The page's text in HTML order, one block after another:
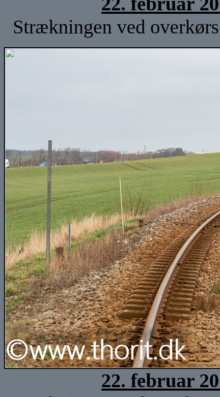
Strækningen ved
22. februar